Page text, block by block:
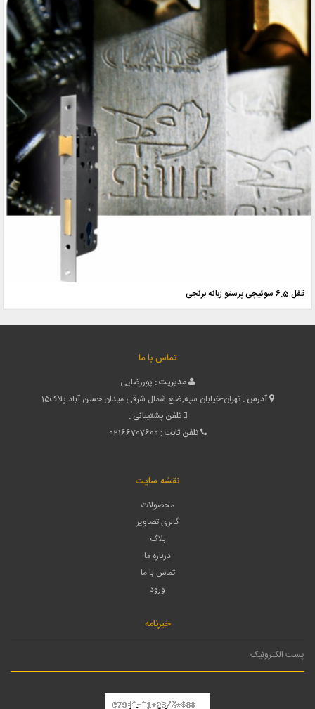
قفل 6.5 سوئیچی پرستو زبانه برنجی
تماس با ما
مدیریت : پوررضایی
آدرس : تهران-خیابان سپه,ضلع شمال شرقی میدان حسن آباد پلاک15
تلفن پشتیبانی :
تلفن ثابت : 02166707600
نقشه سایت
محصولات
گالری تصاویر
بلاگ
درباره ما
تماس با ما
ورود
خبرنامه